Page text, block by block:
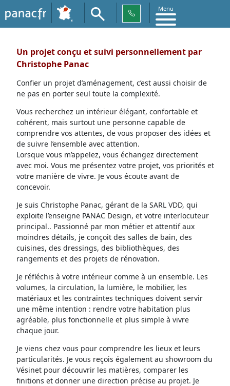
Menu
Un projet conçu et suivi personnellement par
Christophe Panac
Confier un projet d’aménagement, c’est aussi choisir de
ne pas en porter seul toute la complexité.
Vous recherchez un intérieur élégant, confortable et
cohérent, mais surtout une personne capable de
comprendre vos attentes, de vous proposer des idées et
de suivre l’ensemble avec attention.
Lorsque vous m’appelez, vous échangez directement
avec moi. Vous me présentez votre projet, vos priorités et
votre manière de vivre. Je vous écoute avant de
concevoir.
Je suis Christophe Panac, gérant de la SARL VDD, qui
exploite l’enseigne PANAC Design, et votre interlocuteur
principal.. Passionné par mon métier et attentif aux
moindres détails, je conçoit des salles de bain, des
cuisines, des dressings, des bibliothèques, des
rangements et des projets de rénovation.
Je réfléchis à votre intérieur comme à un ensemble. Les
volumes, la circulation, la lumière, le mobilier, les
matériaux et les contraintes techniques doivent servir
une même intention : rendre votre habitation plus
agréable, plus fonctionnelle et plus simple à vivre
chaque jour.
Je viens chez vous pour comprendre les lieux et leurs
particularités. Je vous reçois également au showroom du
Vésinet pour découvrir les matières, comparer les
finitions et donner une direction précise au projet. Je